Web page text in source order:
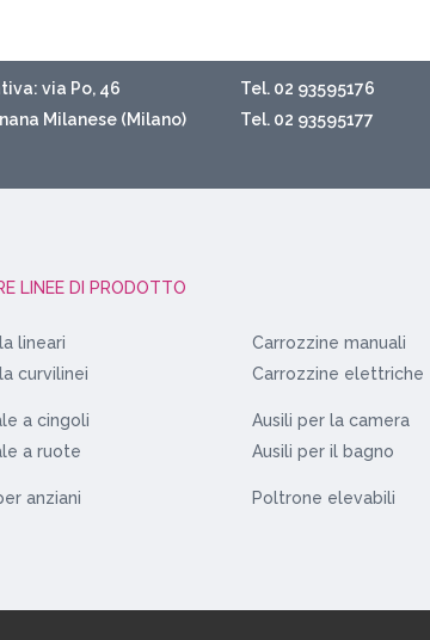
via Po, 46
Milanese (Milano)
Tel. 02 93595176
Tel. 02 93595177
LINEE DI PRODOTTO
lineari
curvilinei
a cingoli
a ruote
anziani
Carrozzine manuali
Carrozzine elettriche
Ausili per la camera
Ausili per il bagno
Poltrone elevabili